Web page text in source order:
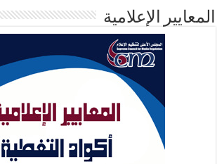
المعايير الإعلامية